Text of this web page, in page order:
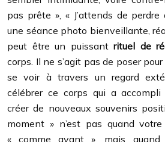
pas prête », « J’attends de
une séance photo bienveillante,
peut être un puissant rituel de
corps. Il ne s’agit pas de poser
se voir à travers un regard
célébrer ce corps qui a accompli
créer de nouveaux souvenirs
moment » n’est pas quand
« comme avant », mais